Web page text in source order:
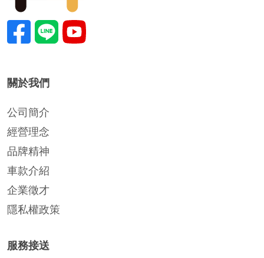
關於我們
公司簡介
經營理念
品牌精神
車款介紹
企業徵才
隱私權政策
服務接送